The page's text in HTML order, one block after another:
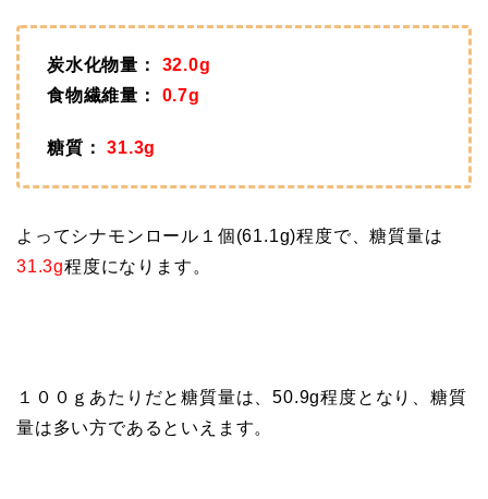
炭水化物量：
32.0g
食物繊維量：
0.7g
糖質： 31.3g
よってシナモンロール１個(61.1g)程度で、糖質量は
31.3g程度になります。
１００ｇあたりだと糖質量は、50.9g程度となり、糖質
量は多い方であるといえます。